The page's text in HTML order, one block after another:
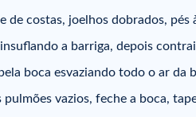
de costas, joelhos dobrados, pés
insuflando a barriga, depois
boca esvaziando todo o ar da
pulmões vazios, feche a boca,